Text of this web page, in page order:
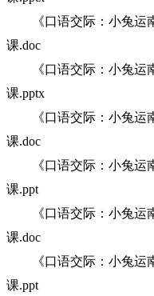
《口语交际：小兔运
课.doc
《口语交际：小兔运
课.pptx
《口语交际：小兔运
课.doc
《口语交际：小兔运
课.ppt
《口语交际：小兔运
课.doc
《口语交际：小兔运
课.ppt